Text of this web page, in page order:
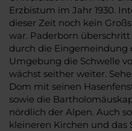
Erzbistum im Jahr 1930.
dieser Zeit noch kein
war. Paderborn
durch die Eingemeindung
Umgebung die Schwelle
wächst seither weiter.
Dom mit seinen
sowie die
nördlich der Alpen. Auch
kleineren Kirchen und das